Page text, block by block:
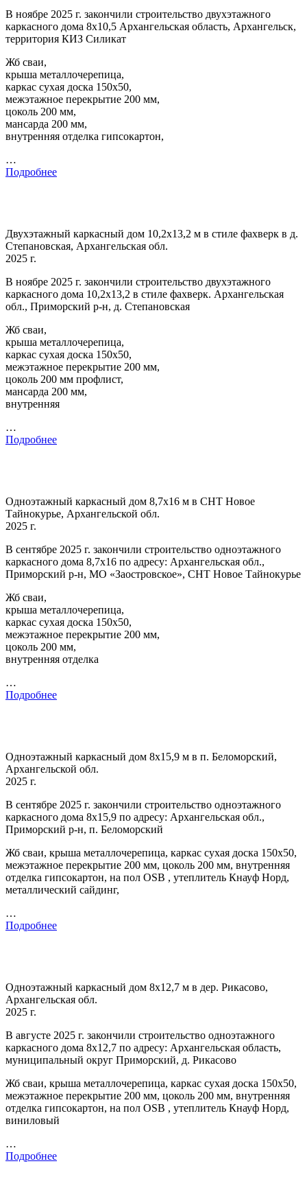
В ноябре 2025 г. закончили строительство двухэтажного
каркасного дома 8х10,5 Архангельская область, Архангельск,
территория КИЗ Силикат
Жб сваи,
крыша металлочерепица,
каркас сухая доска 150х50,
межэтажное перекрытие 200 мм,
цоколь 200 мм,
мансарда 200 мм,
внутренняя отделка гипсокартон,
…
Подробнее
Двухэтажный каркасный дом 10,2х13,2 м в стиле фахверк в д.
Степановская, Архангельская обл.
2025 г.
В ноябре 2025 г. закончили строительство двухэтажного
каркасного дома 10,2х13,2 в стиле фахверк. Архангельская
обл., Приморский р-н, д. Степановская
Жб сваи,
крыша металлочерепица,
каркас сухая доска 150х50,
межэтажное перекрытие 200 мм,
цоколь 200 мм профлист,
мансарда 200 мм,
внутренняя
…
Подробнее
Одноэтажный каркасный дом 8,7х16 м в СНТ Новое
Тайнокурье, Архангельской обл.
2025 г.
В сентябре 2025 г. закончили строительство одноэтажного
каркасного дома 8,7х16 по адресу: Архангельская обл.,
Приморский р-н, МО «Заостровское», СНТ Новое Тайнокурье
Жб сваи,
крыша металлочерепица,
каркас сухая доска 150х50,
межэтажное перекрытие 200 мм,
цоколь 200 мм,
внутренняя отделка
…
Подробнее
Одноэтажный каркасный дом 8х15,9 м в п. Беломорский,
Архангельской обл.
2025 г.
В сентябре 2025 г. закончили строительство одноэтажного
каркасного дома 8х15,9 по адресу: Архангельская обл.,
Приморский р-н, п. Беломорский
Жб сваи, крыша металлочерепица, каркас сухая доска 150х50,
межэтажное перекрытие 200 мм, цоколь 200 мм, внутренняя
отделка гипсокартон, на пол OSB , утеплитель Кнауф Норд,
металлический сайдинг,
…
Подробнее
Одноэтажный каркасный дом 8х12,7 м в дер. Рикасово,
Архангельская обл.
2025 г.
В августе 2025 г. закончили строительство одноэтажного
каркасного дома 8х12,7 по адресу: Архангельская область,
муниципальный округ Приморский, д. Рикасово
Жб сваи, крыша металлочерепица, каркас сухая доска 150х50,
межэтажное перекрытие 200 мм, цоколь 200 мм, внутренняя
отделка гипсокартон, на пол OSB , утеплитель Кнауф Норд,
виниловый
…
Подробнее